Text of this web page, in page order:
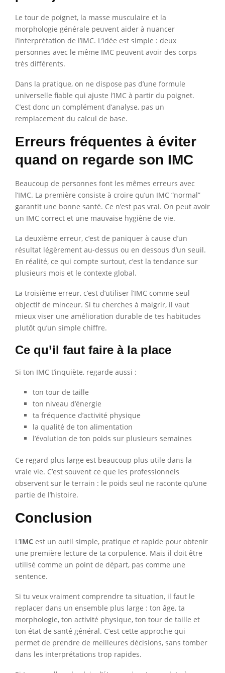
Le tour de poignet, la masse musculaire et la
morphologie générale peuvent aider à nuancer
l’interprétation de l’IMC. L’idée est simple : deux
personnes avec le même IMC peuvent avoir des corps
très différents.
Dans la pratique, on ne dispose pas d’une formule
universelle fiable qui ajuste l’IMC à partir du poignet.
C’est donc un complément d’analyse, pas un
remplacement du calcul de base.
Erreurs fréquentes à éviter
quand on regarde son IMC
Beaucoup de personnes font les mêmes erreurs avec
l’IMC. La première consiste à croire qu’un IMC “normal”
garantit une bonne santé. Ce n’est pas vrai. On peut avoir
un IMC correct et une mauvaise hygiène de vie.
La deuxième erreur, c’est de paniquer à cause d’un
résultat légèrement au-dessus ou en dessous d’un seuil.
En réalité, ce qui compte surtout, c’est la tendance sur
plusieurs mois et le contexte global.
La troisième erreur, c’est d’utiliser l’IMC comme seul
objectif de minceur. Si tu cherches à maigrir, il vaut
mieux viser une amélioration durable de tes habitudes
plutôt qu’un simple chiffre.
Ce qu’il faut faire à la place
Si ton IMC t’inquiète, regarde aussi :
ton tour de taille
ton niveau d’énergie
ta fréquence d’activité physique
la qualité de ton alimentation
l’évolution de ton poids sur plusieurs semaines
Ce regard plus large est beaucoup plus utile dans la
vraie vie. C’est souvent ce que les professionnels
observent sur le terrain : le poids seul ne raconte qu’une
partie de l’histoire.
Conclusion
L’IMC est un outil simple, pratique et rapide pour obtenir
une première lecture de ta corpulence. Mais il doit être
utilisé comme un point de départ, pas comme une
sentence.
Si tu veux vraiment comprendre ta situation, il faut le
replacer dans un ensemble plus large : ton âge, ta
morphologie, ton activité physique, ton tour de taille et
ton état de santé général. C’est cette approche qui
permet de prendre de meilleures décisions, sans tomber
dans les interprétations trop rapides.